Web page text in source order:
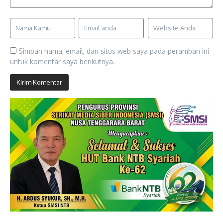
Simpan nama, email, dan situs web saya pada peramban ini
untuk komentar saya berikutnya.